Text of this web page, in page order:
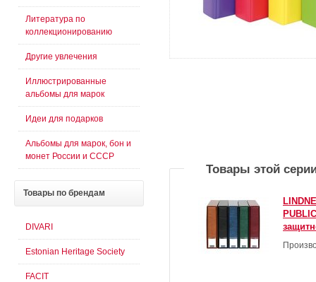
Товары этой
Литература по
коллекционированию
Другие увлечения
Иллюстрированные
альбомы для марок
Идеи для подарков
Альбомы для марок, бон и
монет России и СССР
Товары по брендам
DIVARI
Estonian Heritage Society
FACIT